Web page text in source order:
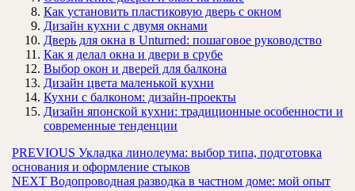
Как установить пластиковую дверь с окном
Дизайн кухни с двумя окнами
Дверь для окна в Unturned: пошаговое руководство
Как я делал окна и двери в срубе
Выбор окон и дверей для балкона
Дизайн цвета маленькой кухни
Кухни с балконом: дизайн-проекты
Дизайн японской кухни: традиционные особенности и
современные тенденции
Навигация
по
PREVIOUS Предыдущая
запись:
Укладка линолеума: выбор типа, подготовка
основания и оформление стыков
NEXT Следующая
Водопроводная разводка в частном доме: мой опыт